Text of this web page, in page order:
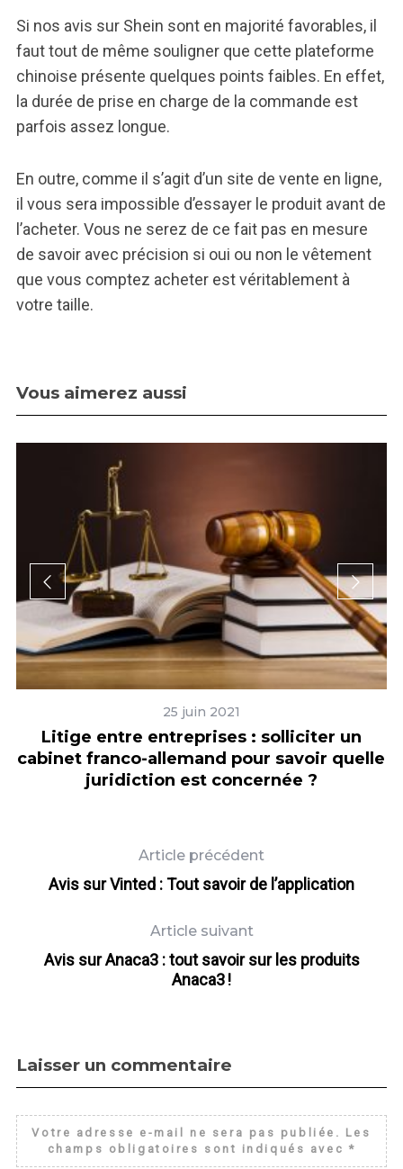
Si nos avis sur Shein sont en majorité favorables, il
faut tout de même souligner que cette plateforme
chinoise présente quelques points faibles. En effet,
la durée de prise en charge de la commande est
parfois assez longue.
En outre, comme il s’agit d’un site de vente en ligne,
il vous sera impossible d’essayer le produit avant de
l’acheter. Vous ne serez de ce fait pas en mesure
de savoir avec précision si oui ou non le vêtement
que vous comptez acheter est véritablement à
votre taille.
Vous aimerez aussi
25 juin 2021
Litige entre entreprises : solliciter un
cabinet franco-allemand pour savoir quelle
juridiction est concernée ?
Article précédent
Avis sur Vinted : Tout savoir de l’application
Article suivant
Avis sur Anaca3 : tout savoir sur les produits
Anaca3 !
Laisser un commentaire
Votre adresse e-mail ne sera pas publiée. Les
champs obligatoires sont indiqués avec *